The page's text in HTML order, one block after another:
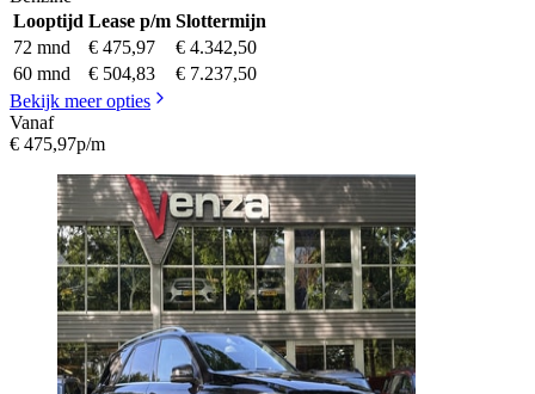
Looptijd Lease p/m Slottermijn
72 mnd
€ 475,97
€ 4.342,50
60 mnd
€ 504,83
€ 7.237,50
Bekijk meer opties
Vanaf
€ 475,97p/m